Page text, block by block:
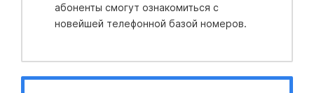
абоненты смогут ознакомиться с
новейшей телефонной базой номеров.